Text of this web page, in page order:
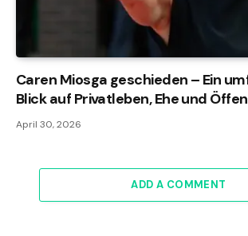
Caren Miosga geschieden – Ein
Blick auf Privatleben, Ehe und
April 30, 2026
ADD A COMMENT